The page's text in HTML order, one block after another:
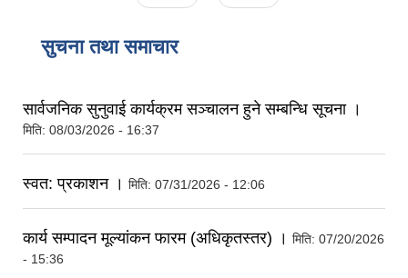
सुचना तथा समाचार
सार्वजनिक सुनुवाई कार्यक्रम सञ्चालन हुने सम्बन्धि सूचना ।
मिति: 08/03/2026 - 16:37
स्वत: प्रकाशन । मिति: 07/31/2026 - 12:06
कार्य सम्पादन मूल्यांकन फारम (अधिकृतस्तर) । मिति: 07/20/2026
- 15:36